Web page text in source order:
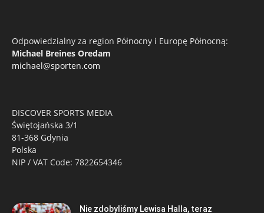
Odpowiedzialny za region Północny i Europę Północną:
Michael Breines Oredam
michael@sporten.com
DISCOVER SPORTS MEDIA
Świętojańska 3/1
81-368 Gdynia
Polska
NIP / VAT Code: 7822654346
Nie zdobyliśmy Lewisa Halla, teraz